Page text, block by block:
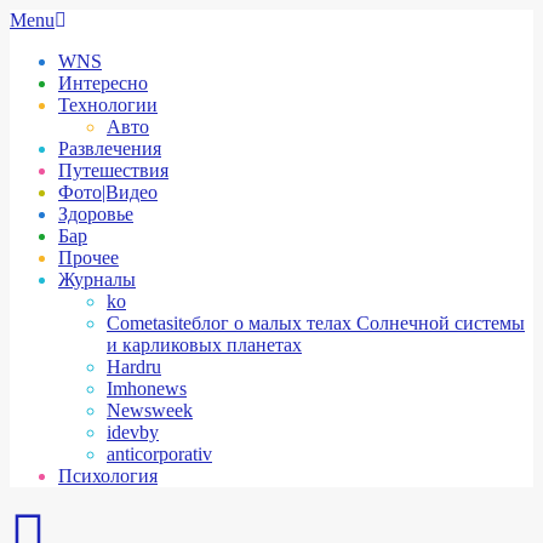
Skip
content
Secondary
Menu
Menu
WNS
Интересно
Технологии
Авто
Развлечения
Путешествия
Фото|Видео
Здоровье
Бар
Прочее
Журналы
ko
Cometasiteблог о малых телах Солнечной системы
и карликовых планетах
Hardru
Imhonews
Newsweek
idevby
anticorporativ
Психология